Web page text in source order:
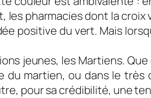
les pharmacies dont la croix
positive du vert. Mais
jeunes, les Martiens.
du martien, ou dans le très
pour sa crédibilité, une